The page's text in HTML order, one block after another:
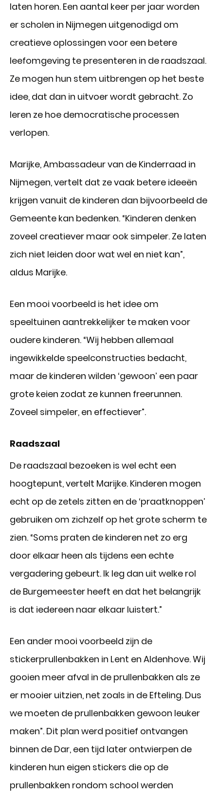
laten horen. Een aantal keer per jaar worden
er scholen in Nijmegen uitgenodigd om
creatieve oplossingen voor een betere
leefomgeving te presenteren in de raadszaal.
Ze mogen hun stem uitbrengen op het beste
idee, dat dan in uitvoer wordt gebracht. Zo
leren ze hoe democratische processen
verlopen.
Marijke, Ambassadeur van de Kinderraad in
Nijmegen, vertelt dat ze vaak betere ideeën
krijgen vanuit de kinderen dan bijvoorbeeld de
Gemeente kan bedenken. “Kinderen denken
zoveel creatiever maar ook simpeler. Ze laten
zich niet leiden door wat wel en niet kan”,
aldus Marijke.
Een mooi voorbeeld is het idee om
speeltuinen aantrekkelijker te maken voor
oudere kinderen. “Wij hebben allemaal
ingewikkelde speelconstructies bedacht,
maar de kinderen wilden ‘gewoon’ een paar
grote keien zodat ze kunnen freerunnen.
Zoveel simpeler, en effectiever”.
Raadszaal
De raadszaal bezoeken is wel echt een
hoogtepunt, vertelt Marijke. Kinderen mogen
echt op de zetels zitten en de ‘praatknoppen’
gebruiken om zichzelf op het grote scherm te
zien. “Soms praten de kinderen net zo erg
door elkaar heen als tijdens een echte
vergadering gebeurt. Ik leg dan uit welke rol
de Burgemeester heeft en dat het belangrijk
is dat iedereen naar elkaar luistert.”
Een ander mooi voorbeeld zijn de
stickerprullenbakken in Lent en Aldenhove. Wij
gooien meer afval in de prullenbakken als ze
er mooier uitzien, net zoals in de Efteling. Dus
we moeten de prullenbakken gewoon leuker
maken”. Dit plan werd positief ontvangen
binnen de Dar, een tijd later ontwierpen de
kinderen hun eigen stickers die op de
prullenbakken rondom school werden